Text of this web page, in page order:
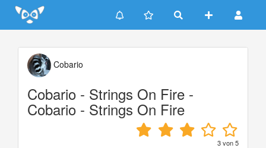
Update cookies preferences
Cobario
Cobario - Strings On Fire -
Cobario - Strings On Fire
3von5